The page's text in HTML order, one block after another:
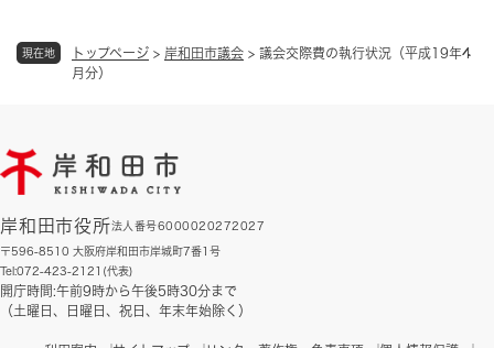
現在地 トップページ > 岸和田市議会 > 議会交際費の執行状況（平成19年4
月分）
岸和田市役所法人番号6000020272027
〒596-8510 大阪府岸和田市岸城町7番1号
Tel:072-423-2121(代表)
開庁時間:午前9時から午後5時30分まで
（土曜日、日曜日、祝日、年末年始除く）